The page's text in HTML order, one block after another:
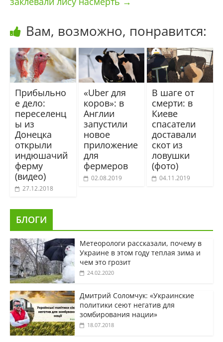
Вам, возможно, понравится:
Прибыльно
е дело:
переселенц
ы из
Донецка
открыли
индюшачий
ферму
(видео)
27.12.2018
«Uber для
коров»: в
Англии
запустили
новое
приложение
для
фермеров
02.08.2019
В шаге от
смерти: в
Киеве
спасатели
доставали
скот из
ловушки
(фото)
04.11.2019
БЛОГИ
Метеорологи рассказали, почему в
Украине в этом году теплая зима и
чем это грозит
24.02.2020
Дмитрий Соломчук: «Украинские
политики сеют негатив для
зомбирования нации»
18.07.2018